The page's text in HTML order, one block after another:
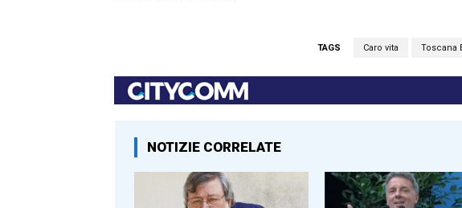
TAGS Caro vita Toscana
NOTIZIE CORRELATE